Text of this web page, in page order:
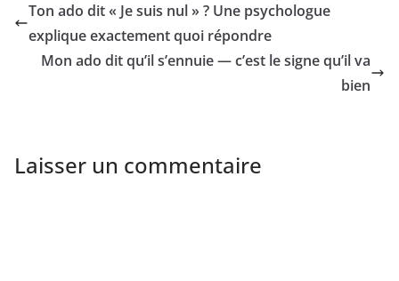
Ton ado dit « Je suis nul » ? Une psychologue
explique exactement quoi répondre
Mon ado dit qu’il s’ennuie — c’est le signe qu’il va
bien
Laisser un commentaire